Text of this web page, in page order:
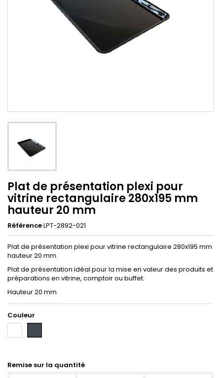
Plat de présentation plexi pour
vitrine rectangulaire 280x195 mm
hauteur 20 mm
RéférenceLPT-2892-021
Plat de présentation plexi pour vitrine rectangulaire 280x195 mm
hauteur 20 mm.
Plat de présentation idéal pour la mise en valeur des produits et
préparations en vitrine, comptoir ou buffet.
Hauteur 20 mm
Couleur
Remise sur la quantité